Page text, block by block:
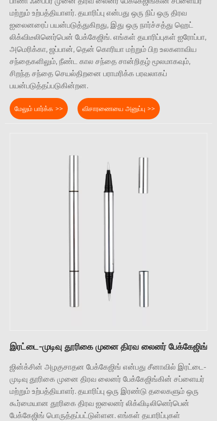
மற்றும் உற்பத்தியாளர். தயாரிப்பு என்பது ஒரு நிப் ஒரு திரவ
ஐலைனரைப் பயன்படுத்துகிறது, இது ஒரு நார்ச்சத்து ஹெட்
லிக்விடீலினெர்பென் பேக்கேஜிங். எங்கள் தயாரிப்புகள் ஐரோப்பா,
அமெரிக்கா, ஜப்பான், தென் கொரியா மற்றும் பிற உலகளாவிய
சந்தைகளிலும், நீண்ட கால சந்தை சான்றிதழ் மூலமாகவும்,
சிறந்த சந்தை செயல்திறனை பராமரிக்க பரவலாகப்
பயன்படுத்தப்படுகின்றன.
மேலும் பார்க்க >> விசாரணையை அனுப்பு >>
இரட்டை-முடிவு தூரிகை முனை திரவ லைனர் பேக்கேஜிங்
ஜின்க்சின் அழகுசாதன பேக்கேஜிங் என்பது சீனாவில் இரட்டை-
முடிவு தூரிகை முனை திரவ லைனர் பேக்கேஜிங்கின் சப்ளையர்
மற்றும் உற்பத்தியாளர். தயாரிப்பு ஒரு இரண்டு தலைகளும் ஒரு
கூர்மையான தூரிகை திரவ ஐலைனர் லிக்விடிலினெர்பென்
பேக்கேஜிங் பொருத்தப்பட்டுள்ளன. எங்கள் தயாரிப்புகள்